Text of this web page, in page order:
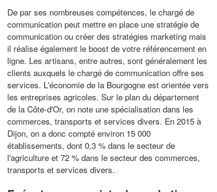
De par ses nombreuses compétences, le chargé de
communication peut mettre en place une stratégie de
communication ou créer des stratégies marketing mais
il réalise également le boost de votre référencement en
ligne. Les artisans, entre autres, sont généralement les
clients auxquels le chargé de communication offre ses
services. L'économie de la Bourgogne est orientée vers
les entreprises agricoles. Sur le plan du département
de la Côte-d'Or, on note une spécialisation dans les
commerces, transports et services divers. En 2015 à
Dijon, on a donc compté environ 15 000
établissements, dont 0,3 % dans le secteur de
l'agriculture et 72 % dans le secteur des commerces,
transports et services divers.